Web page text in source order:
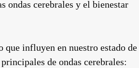
ondas cerebrales y el bienestar
que influyen en nuestro estado de
de ondas cerebrales: